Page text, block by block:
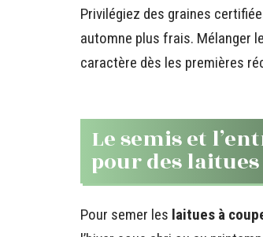
Privilégiez des graines
automne plus frais. Mélanger
caractère dès les premières
Le semis et
pour des
Pour semer les laitues à